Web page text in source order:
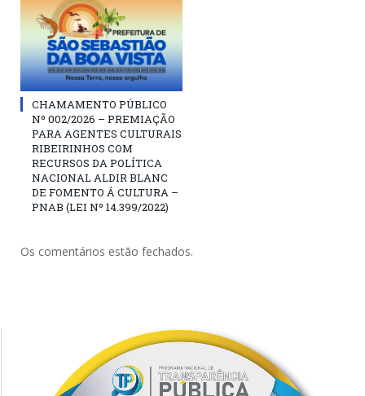
CHAMAMENTO PÚBLICO
Nº 002/2026 – PREMIAÇÃO
PARA AGENTES CULTURAIS
RIBEIRINHOS COM
RECURSOS DA POLÍTICA
NACIONAL ALDIR BLANC
DE FOMENTO Á CULTURA –
PNAB (LEI Nº 14.399/2022)
Os comentários estão fechados.